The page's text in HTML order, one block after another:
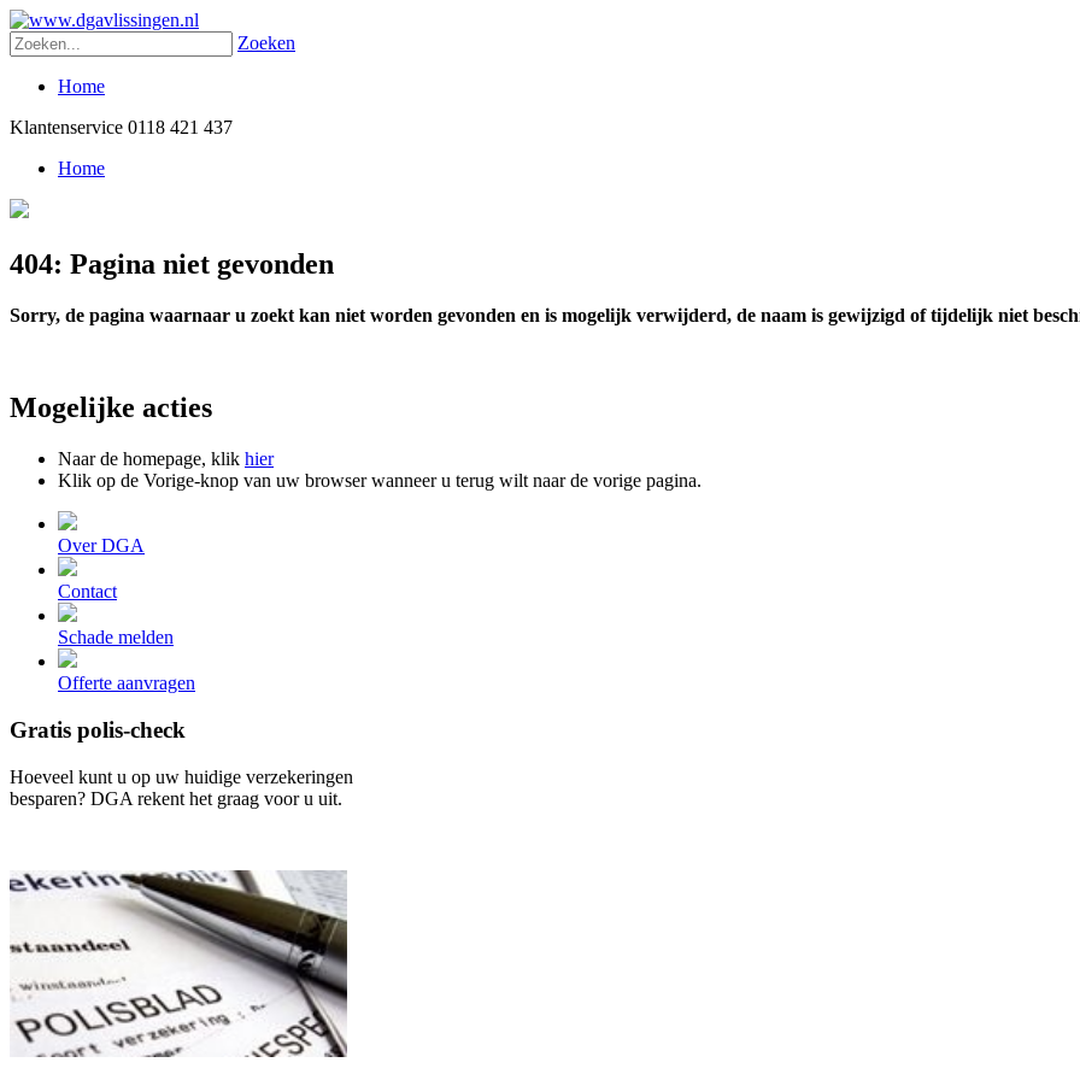
Zoeken
Home
Klantenservice 0118 421 437
Home
404: Pagina niet gevonden
Sorry, de pagina waarnaar u zoekt kan niet worden gevonden en is mogelijk verwijderd, de naam is gewijzigd of tijdelijk niet
Mogelijke acties
Naar de homepage, klik hier
Klik op de Vorige-knop van uw browser wanneer u terug wilt naar de vorige pagina.
Over DGA
Contact
Schade melden
Offerte aanvragen
Gratis polis-check
Hoeveel kunt u op uw huidige verzekeringen
besparen? DGA rekent het graag voor u uit.